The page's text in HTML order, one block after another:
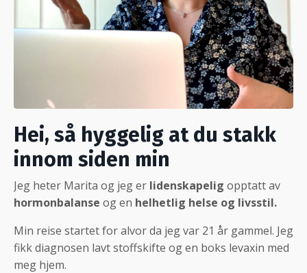
Hei, så hyggelig at du stakk
innom siden min
Jeg heter Marita og jeg er lidenskapelig opptatt av
hormonbalanse og en helhetlig helse og livsstil.
Min reise startet for alvor da jeg var 21 år gammel. Jeg
fikk diagnosen lavt stoffskifte og en boks levaxin med
meg hjem.